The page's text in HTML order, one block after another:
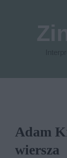
Adam
wiersza